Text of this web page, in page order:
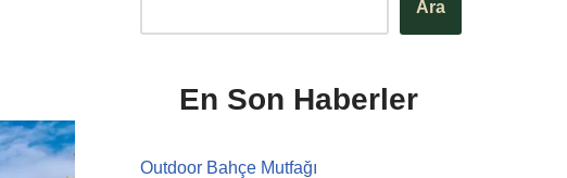
Ara
En Son Haberler
Outdoor Bahçe Mutfağı